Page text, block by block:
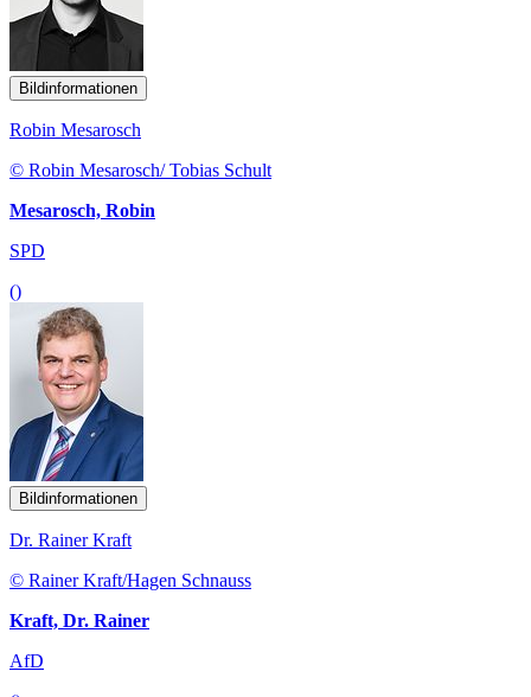
Bildinformationen
Robin Mesarosch
© Robin Mesarosch/ Tobias Schult
Mesarosch, Robin
SPD
()
Bildinformationen
Dr. Rainer Kraft
© Rainer Kraft/Hagen Schnauss
Kraft, Dr. Rainer
AfD